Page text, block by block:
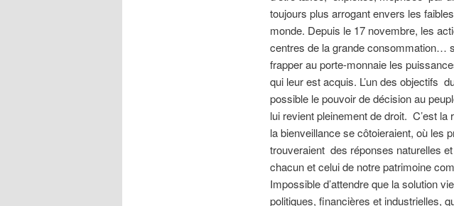
toujours plus arrogant envers les
monde. Depuis le 17 novembre, les
centres de la grande consommation…
frapper au porte-monnaie les
qui leur est acquis. L’un des objectifs
possible le pouvoir de décision au
lui revient pleinement de droit. C’est
la bienveillance se côtoieraient, où les
trouveraient des réponses naturelles
chacun et celui de notre patrimoine
Impossible d’attendre que la solution
politiques, financières et industrielles,